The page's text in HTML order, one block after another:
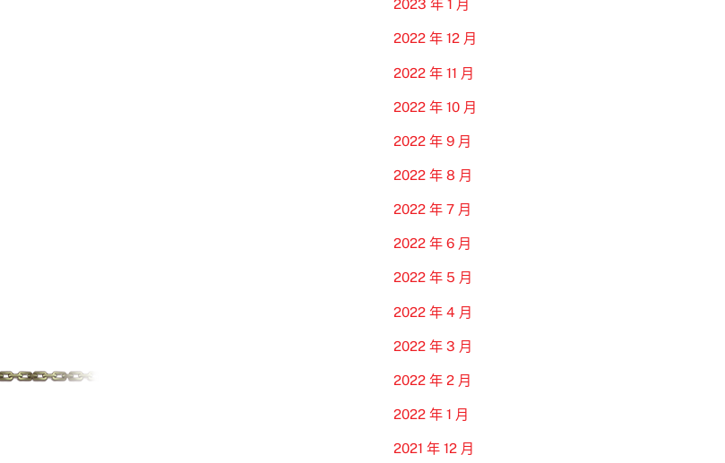
2023 年 1 月
2022 年 12 月
2022 年 11 月
2022 年 10 月
2022 年 9 月
2022 年 8 月
2022 年 7 月
2022 年 6 月
2022 年 5 月
2022 年 4 月
2022 年 3 月
2022 年 2 月
2022 年 1 月
2021 年 12 月